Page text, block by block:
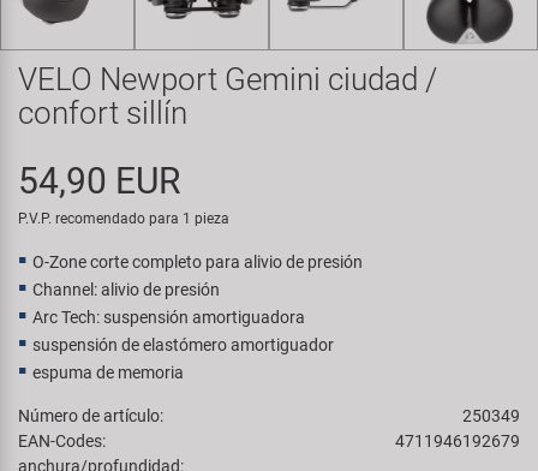
Transporte y Aparcamiento
Super B
Trail-Gator
Todas las marcas
VELO Newport Gemini ciudad /
confort sillín
54,90 EUR
P.V.P. recomendado para 1 pieza
O-Zone corte completo para alivio de presión
Channel: alivio de presión
Arc Tech: suspensión amortiguadora
suspensión de elastómero amortiguador
espuma de memoria
Número de artículo:
250349
EAN-Codes:
4711946192679
anchura/profundidad: